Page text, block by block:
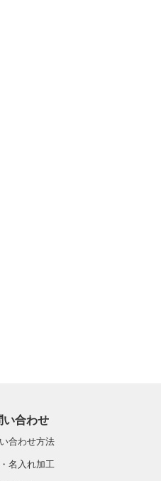
い合わせ
合わせ方法
名入れ加工